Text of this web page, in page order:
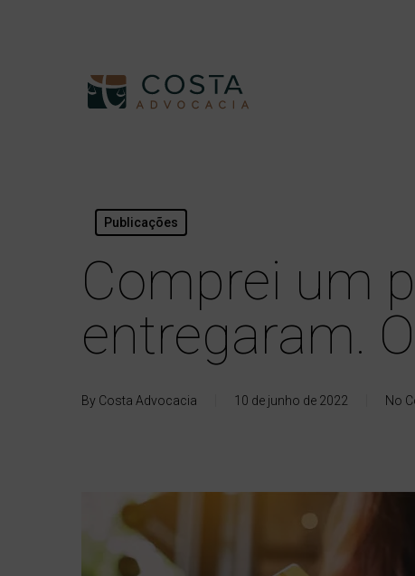
Publicações
Comprei um
entregaram.
By Costa Advocacia 10 de junho de 2022 No